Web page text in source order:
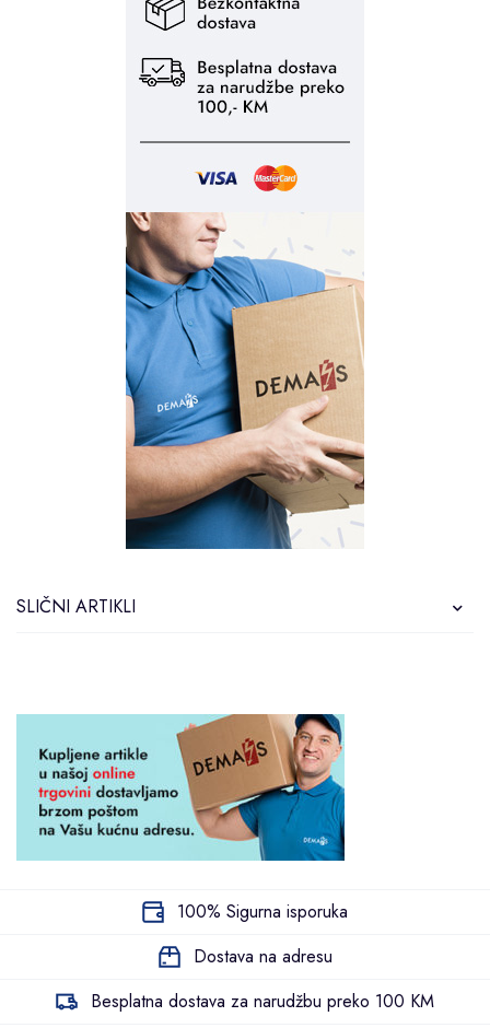
SLIČNI ARTIKLI
100% Sigurna isporuka
Dostava na adresu
Besplatna dostava za narudžbu preko 100 KM